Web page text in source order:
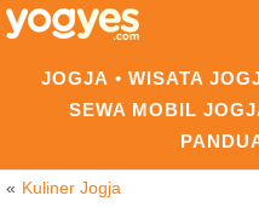
JOGJA WISATA
SEWA MOBIL
Kuliner Jogja